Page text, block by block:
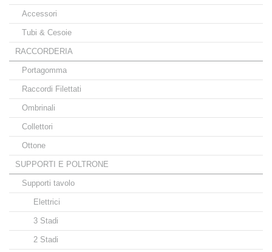
Accessori
Tubi & Cesoie
RACCORDERIA
Portagomma
Raccordi Filettati
Ombrinali
Collettori
Ottone
SUPPORTI E POLTRONE
Supporti tavolo
Elettrici
3 Stadi
2 Stadi